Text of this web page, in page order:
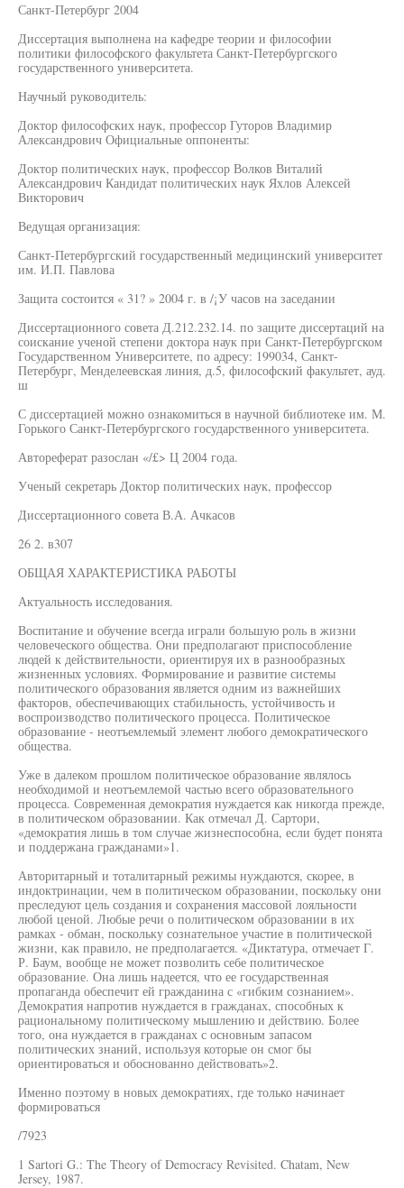
Санкт-Петербург 2004
Диссертация выполнена на кафедре теории и философии
политики философского факультета Санкт-Петербургского
государственного университета.
Научный руководитель:
Доктор философских наук, профессор Гуторов Владимир
Александрович Официальные оппоненты:
Доктор политических наук, профессор Волков Виталий
Александрович Кандидат политических наук Яхлов Алексей
Викторович
Ведущая организация:
Санкт-Петербургский государственный медицинский университет
им. И.П. Павлова
Защита состоится « 31? » 2004 г. в /¡У часов на заседании
Диссертационного совета Д.212.232.14. по защите диссертаций на
соискание ученой степени доктора наук при Санкт-Петербургском
Государственном Университете, по адресу: 199034, Санкт-
Петербург, Менделеевская линия, д.5, философский факультет, ауд.
ш
С диссертацией можно ознакомиться в научной библиотеке им. М.
Горького Санкт-Петербургского государственного университета.
Автореферат разослан «/£> Ц 2004 года.
Ученый секретарь Доктор политических наук, профессор
Диссертационного совета В.А. Ачкасов
26 2. в307
ОБЩАЯ ХАРАКТЕРИСТИКА РАБОТЫ
Актуальность исследования.
Воспитание и обучение всегда играли большую роль в жизни
человеческого общества. Они предполагают приспособление
людей к действительности, ориентируя их в разнообразных
жизненных условиях. Формирование и развитие системы
политического образования является одним из важнейших
факторов, обеспечивающих стабильность, устойчивость и
воспроизводство политического процесса. Политическое
образование - неотъемлемый элемент любого демократического
общества.
Уже в далеком прошлом политическое образование являлось
необходимой и неотъемлемой частью всего образовательного
процесса. Современная демократия нуждается как никогда прежде,
в политическом образовании. Как отмечал Д. Сартори,
«демократия лишь в том случае жизнеспособна, если будет понята
и поддержана гражданами»1.
Авторитарный и тоталитарный режимы нуждаются, скорее, в
индоктринации, чем в политическом образовании, поскольку они
преследуют цель создания и сохранения массовой лояльности
любой ценой. Любые речи о политическом образовании в их
рамках - обман, поскольку сознательное участие в политической
жизни, как правило, не предполагается. «Диктатура, отмечает Г.
Р. Баум, вообще не может позволить себе политическое
образование. Она лишь надеется, что ее государственная
пропаганда обеспечит ей гражданина с «гибким сознанием».
Демократия напротив нуждается в гражданах, способных к
рациональному политическому мышлению и действию. Более
того, она нуждается в гражданах с основным запасом
политических знаний, используя которые он смог бы
ориентироваться и обоснованно действовать»2.
Именно поэтому в новых демократиях, где только начинает
формироваться
/7923
1 Sartori G.: The Theory of Democracy Revisited. Chatam, New
Jersey, 1987.